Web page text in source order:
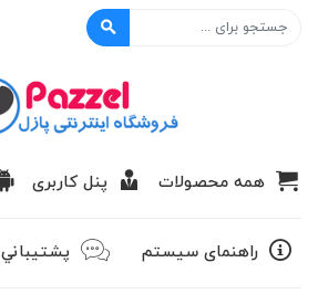
همه محصولات پنل کاربری
راهنمای سیستم پشتيباني